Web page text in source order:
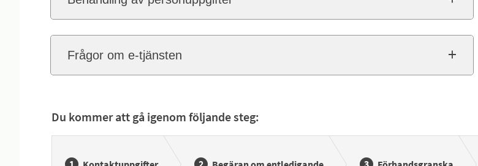
Frågor om e-tjänsten
Du kommer att gå igenom följande steg: